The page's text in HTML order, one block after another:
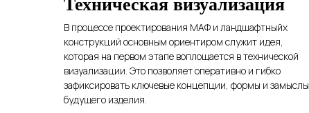
В процессе проектирования МАФ и ландшафтныйх
конструкций основным ориентиром служит идея,
которая на первом этапе воплощается в технической
визуализации. Это позволяет оперативно и гибко
зафиксировать ключевые концепции, формы и замыслы
будущего изделия.